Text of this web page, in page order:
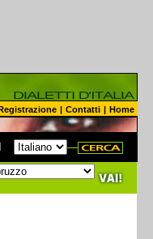
| Contatti | Home